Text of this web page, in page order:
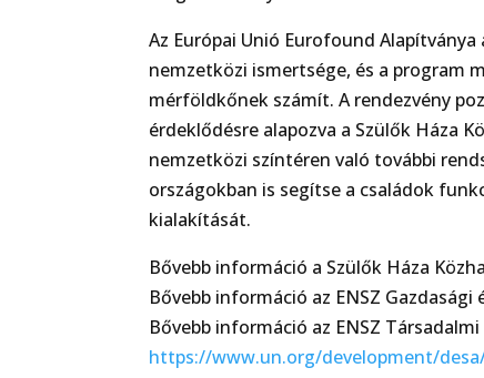
Az Európai Unió Eurofound
nemzetközi ismertsége, és a program
mérföldkőnek számít. A rendezvény
érdeklődésre alapozva a Szülők Háza
nemzetközi színtéren való további
országokban is segítse a családok
kialakítását.
Bővebb információ a Szülők Háza
Bővebb információ az ENSZ Gazdasági
Bővebb információ az ENSZ
https://www.un.org/development/